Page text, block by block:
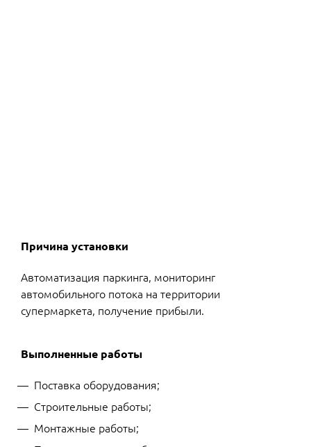
Причина установки
Автоматизация паркинга, мониторинг
автомобильного потока на территории
супермаркета, получение прибыли.
Выполненные работы
Поставка оборудования;
Строительные работы;
Монтажные работы;